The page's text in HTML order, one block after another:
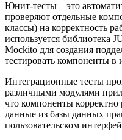
Юнит-тесты – это
проверяют отдельные
классы) на корректность
используется библиотека
Mockito для создания
тестировать компоненты
Интеграционные тесты
различными модулями
что компоненты корректно
данные из базы данных
пользовательском